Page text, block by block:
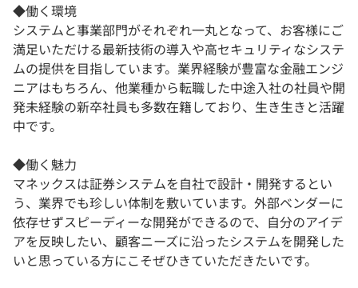
◆働く環境
システムと事業部門がそれぞれ一丸となって、お客様にご
満足いただける最新技術の導入や高セキュリティなシステ
ムの提供を目指しています。業界経験が豊富な金融エンジ
ニアはもちろん、他業種から転職した中途入社の社員や開
発未経験の新卒社員も多数在籍しており、生き生きと活躍
中です。
◆働く魅力
マネックスは証券システムを自社で設計・開発するとい
う、業界でも珍しい体制を敷いています。外部ベンダーに
依存せずスピーディーな開発ができるので、自分のアイデ
アを反映したい、顧客ニーズに沿ったシステムを開発した
いと思っている方にこそぜひきていただきたいです。